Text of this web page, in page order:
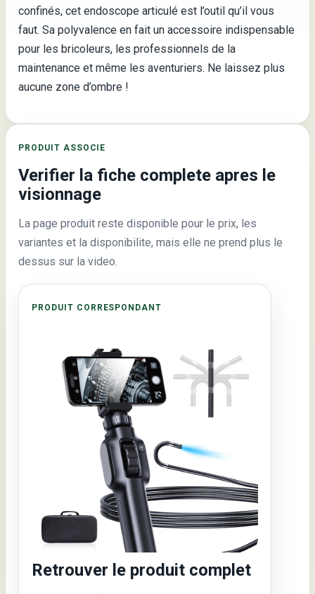
confinés, cet endoscope articulé est l’outil qu’il vous
faut. Sa polyvalence en fait un accessoire indispensable
pour les bricoleurs, les professionnels de la
maintenance et même les aventuriers. Ne laissez plus
aucune zone d’ombre !
PRODUIT ASSOCIE
Verifier la fiche complete apres le
visionnage
La page produit reste disponible pour le prix, les
variantes et la disponibilite, mais elle ne prend plus le
dessus sur la video.
PRODUIT CORRESPONDANT
Retrouver le produit complet